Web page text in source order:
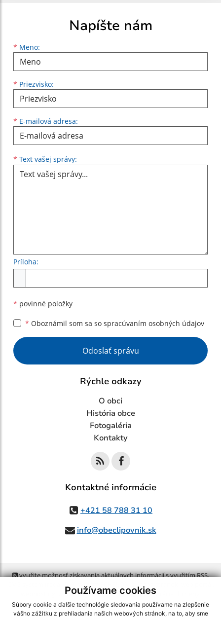
Používame cookies
Súbory cookie a ďalšie technológie sledovania používame na zlepšenie
vášho zážitku z prehliadania našich webových stránok, na to, aby sme
Napíšte nám
* Meno:
Meno
* Priezvisko:
Priezvisko
* E-mailová adresa:
E-mailová adresa
* Text vašej správy:
Príloha:
* povinné položky
* Oboznámil som sa so spracúvaním osobných údajov
Google reCaptcha Response
Odoslať správu
Rýchle odkazy
O obci
História obce
Fotogaléria
Kontakty
Kontaktné informácie
+421 58 788 31 10
info@obeclipovnik.sk
využite možnosť získavania aktuálnych informácií s využitím RSS,
CMS systém (redakčný) systém ECHELON 2, Mapa stránok
webex.digital, s.r.o.,domény,registrácia domény
spoločnosť webex.digital, s.r.o.,technický prevádzkovateľ